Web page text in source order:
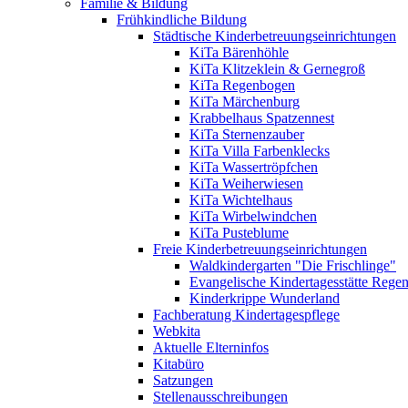
Familie & Bildung
Frühkindliche Bildung
Städtische Kinderbetreuungseinrichtungen
KiTa Bärenhöhle
KiTa Klitzeklein & Gernegroß
KiTa Regenbogen
KiTa Märchenburg
Krabbelhaus Spatzennest
KiTa Sternenzauber
KiTa Villa Farbenklecks
KiTa Wassertröpfchen
KiTa Weiherwiesen
KiTa Wichtelhaus
KiTa Wirbelwindchen
KiTa Pusteblume
Freie Kinderbetreuungseinrichtungen
Waldkindergarten "Die Frischlinge"
Evangelische Kindertagesstätte
Kinderkrippe Wunderland
Fachberatung Kindertagespflege
Webkita
Aktuelle Elterninfos
Kitabüro
Satzungen
Stellenausschreibungen